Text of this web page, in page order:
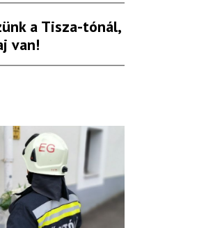
a Tisza-tónál,
van!